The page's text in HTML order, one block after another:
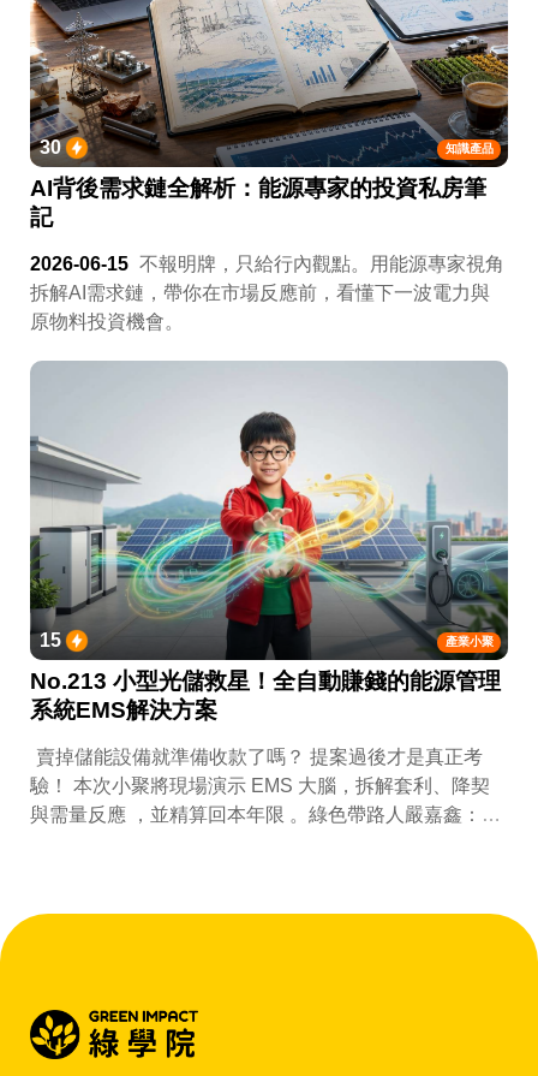
知識產品
30
AI背後需求鏈全解析：能源專家的投資私房筆
記
2026-06-15 不報明牌，只給行內觀點。用能源專家視角
拆解AI需求鏈，帶你在市場反應前，看懂下一波電力與
原物料投資機會。
產業小聚
15
No.213 小型光儲救星！全自動賺錢的能源管理
系統EMS解決方案
賣掉儲能設備就準備收款了嗎？ 提案過後才是真正考
驗！ 本次小聚將現場演示 EMS 大腦，拆解套利、降契
與需量反應 ，並精算回本年限 。綠色帶路人嚴嘉鑫：